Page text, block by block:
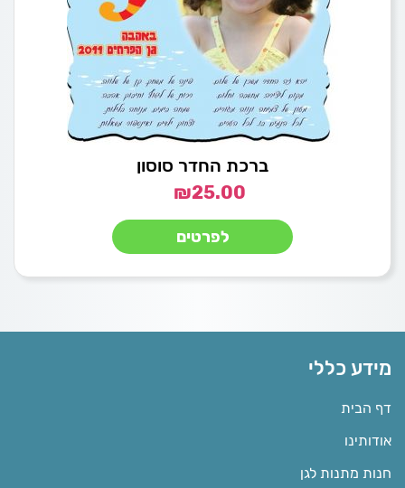
ברכת החדר סוסון
₪25.00
לפרטים
מידע כללי
דף הבית
אודותינו
חנות מתנות לגן